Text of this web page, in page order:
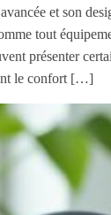
et son
tout
présenter
le confort […]